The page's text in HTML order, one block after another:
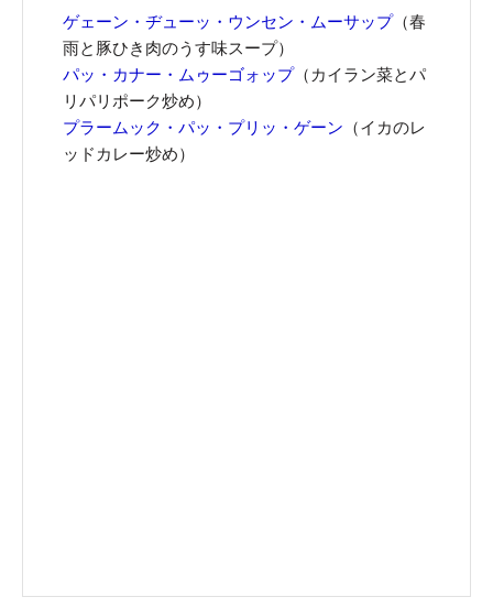
ゲェーン・ヂューッ・ウンセン・ムーサップ（春
雨と豚ひき肉のうす味スープ）
パッ・カナー・ムゥーゴォップ（カイラン菜とパ
リパリポーク炒め）
プラームック・パッ・プリッ・ゲーン （イカのレ
ッドカレー炒め）